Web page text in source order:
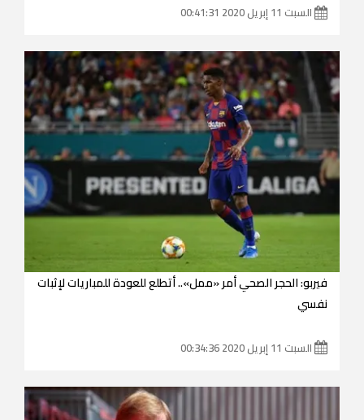
السبت 11 إبريل 2020 00:41:31
فيربو: الحجر الصحي أمر «ممل».. أتطلع للعودة للمباريات لإثبات
نفسي
السبت 11 إبريل 2020 00:34:36